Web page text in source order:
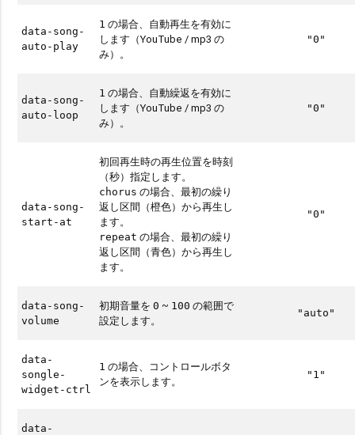
data-song-
auto-play
1 の場合、自動再生を有効に
します（YouTube / mp3 の
み）。
"0"
data-song-
auto-loop
1 の場合、自動繰返を有効に
します（YouTube / mp3 の
み）。
"0"
data-song-
start-at
初回再生時の再生位置を時刻
（秒）指定します。
chorus の場合、最初の繰り
返し区間（橙色）から再生し
ます。
repeat の場合、最初の繰り
返し区間（青色）から再生し
ます。
"0"
data-song-
volume
初期音量を0 ~ 100 の範囲で
設定します。
"auto"
data-
songle-
widget-ctrl
1 の場合、コントロールボタ
ンを表示します。
"1"
data-